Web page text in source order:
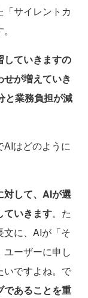
サイレントカ
ていきますの
が増えていき
と業務負担が減
はどのように
対して、AIが選
ていきます。た
文に、AIが「そ
ユーザーに申し
いですよね。で
であることを重